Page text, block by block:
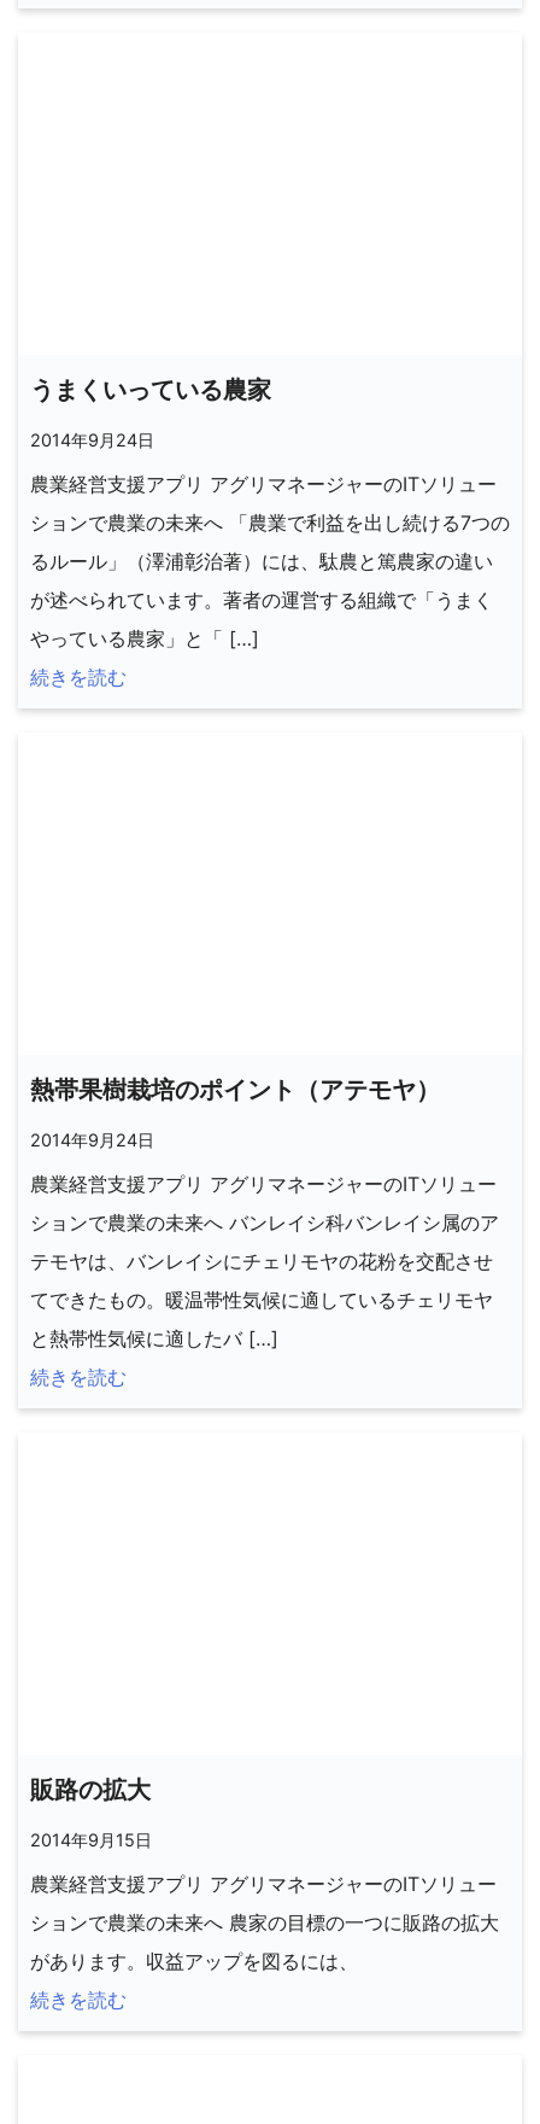
うまくいっている農家
2014年9月24日
農業経営支援アプリ アグリマネージャーのITソリュー
ションで農業の未来へ 「農業で利益を出し続ける7つの
るルール」（澤浦彰治著）には、駄農と篤農家の違い
が述べられています。著者の運営する組織で「うまく
やっている農家」と「 […]
続きを読む
熱帯果樹栽培のポイント（アテモヤ）
2014年9月24日
農業経営支援アプリ アグリマネージャーのITソリュー
ションで農業の未来へ バンレイシ科バンレイシ属のア
テモヤは、バンレイシにチェリモヤの花粉を交配させ
てできたもの。暖温帯性気候に適しているチェリモヤ
と熱帯性気候に適したバ […]
続きを読む
販路の拡大
2014年9月15日
農業経営支援アプリ アグリマネージャーのITソリュー
ションで農業の未来へ 農家の目標の一つに販路の拡大
があります。収益アップを図るには、
続きを読む